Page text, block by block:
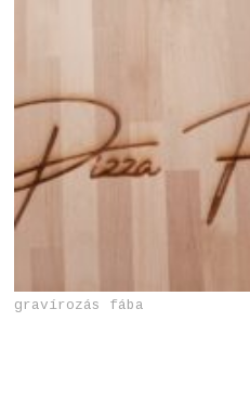
gravírozás fába